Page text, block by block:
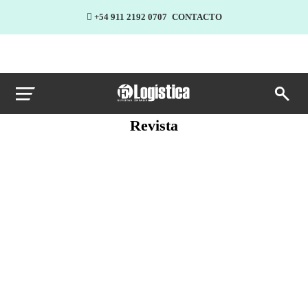
+54 911 2192 0707 CONTACTO
Revista